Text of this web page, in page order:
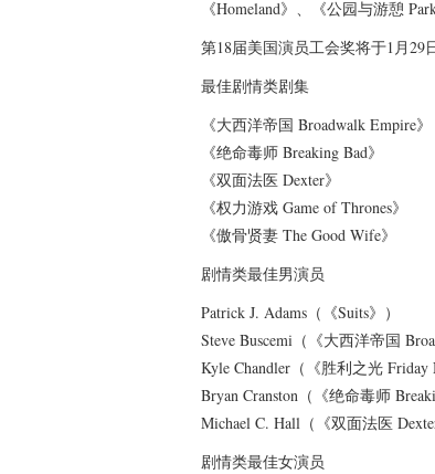
《Homeland》、《公园与游憩
第18届美国演员工会奖将于1月29
最佳剧情类剧集
《大西洋帝国 Broadwalk Empire
《绝命毒师 Breaking Bad》
《双面法医 Dexter》
《权力游戏 Game of Thrones》
《傲骨贤妻 The Good Wife》
剧情类最佳男演员
Patrick J. Adams（《Suits》）
Steve Buscemi（《大西洋帝国
Kyle Chandler（《胜利之光 Friday
Bryan Cranston（《绝命毒师
Michael C. Hall（《双面法医
剧情类最佳女演员